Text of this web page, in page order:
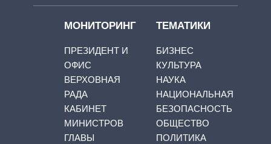
МОНИТОРИНГ
ПРЕЗИДЕНТ И
ОФИС
ВЕРХОВНАЯ
РАДА
КАБИНЕТ
МИНИСТРОВ
ГЛАВЫ
ТЕМАТИКИ
БИЗНЕС
КУЛЬТУРА
НАУКА
НАЦИОНАЛЬНАЯ
БЕЗОПАСНОСТЬ
ОБЩЕСТВО
ПОЛИТИКА